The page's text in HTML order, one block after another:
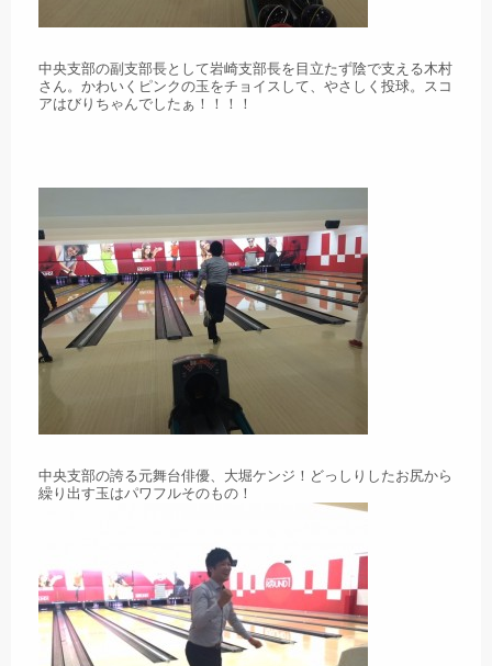
中央支部の副支部長として岩崎支部長を目立たず陰で支える木村
さん。かわいくピンクの玉をチョイスして、やさしく投球。スコ
アはびりちゃんでしたぁ！！！！
中央支部の誇る元舞台俳優、大堀ケンジ！どっしりしたお尻から
繰り出す玉はパワフルそのもの！